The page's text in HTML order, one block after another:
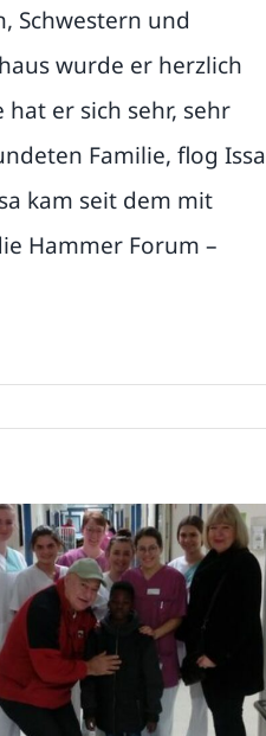
Schwestern und
wurde er herzlich
er sich sehr, sehr
Familie, flog Issa
kam seit dem mit
Hammer Forum –
Moumounis Zeit in
Deutschland